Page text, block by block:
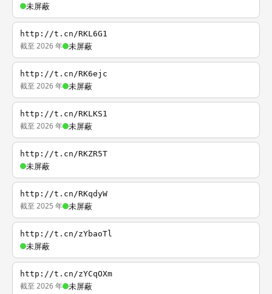
未屏蔽
http://t.cn/RKL6G1
截至 2026 年 未屏蔽
http://t.cn/RK6ejc
截至 2026 年 未屏蔽
http://t.cn/RKLKS1
截至 2026 年 未屏蔽
http://t.cn/RKZR5T
未屏蔽
http://t.cn/RKqdyW
截至 2025 年 未屏蔽
http://t.cn/zYbaoTl
未屏蔽
http://t.cn/zYCqOXm
截至 2026 年 未屏蔽